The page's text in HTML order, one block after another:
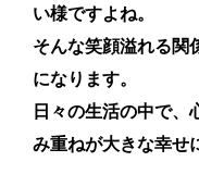
い様ですよね。
そんな笑顔溢れる関
になります。
日々の生活の中で、
み重ねが大きな幸せ